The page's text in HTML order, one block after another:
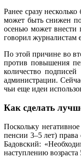
Ранее сразу
может быть снижен
осенью может внести
говорил журналистам
По этой причине во
против повышения
количество
администрации.
чьи еще идеи
Как сделать
Поскольку
пенсии 3–5 лет)
Бадовский:
наступлению возраста